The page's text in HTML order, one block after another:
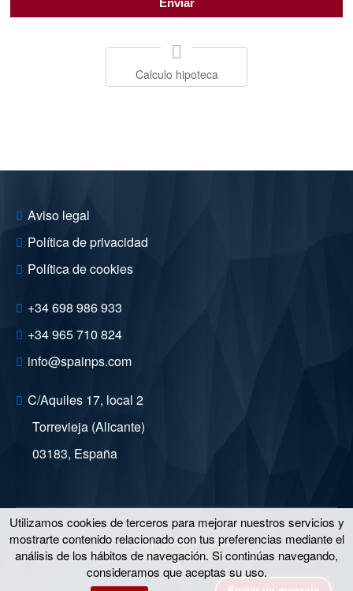
Calculo hipoteca
Aviso legal
Política de privacidad
Política de cookies
+34 698 986 933
+34 965 710 824
info@spainps.com
C/Aquiles 17, local 2
Torrevieja (Alicante)
03183, España
© Copyright 2011 – 2026
Utilizamos cookies de terceros para mejorar nuestros servicios y
mostrarte contenido relacionado con tus preferencias mediante el
análisis de los hábitos de navegación. Si continúas navegando,
consideramos que aceptas su uso.